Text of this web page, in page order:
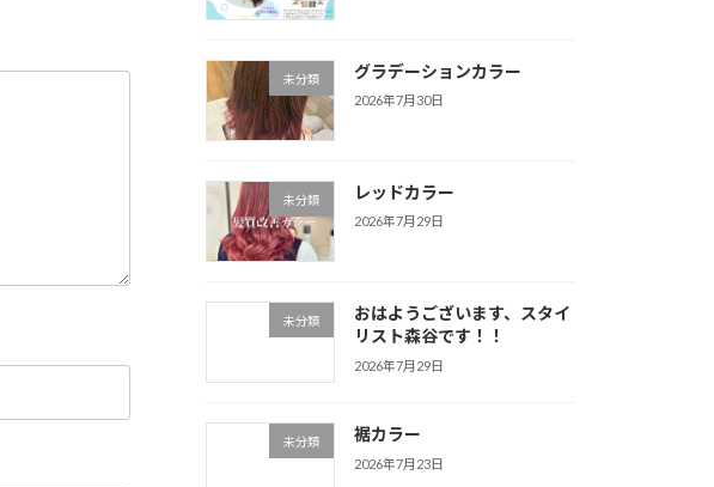
未分類 グラデーションカラー
2026年7月30日
未分類 レッドカラー
2026年7月29日
未分類
おはようございます、スタイ
リスト森谷です！！
2026年7月29日
未分類 裾カラー
2026年7月23日